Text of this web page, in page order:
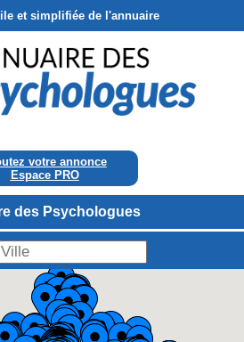
et simplifiée de l'annuaire
votre annonce
Espace PRO
des Psychologues